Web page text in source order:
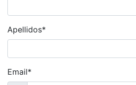
Apellidos*
Email*